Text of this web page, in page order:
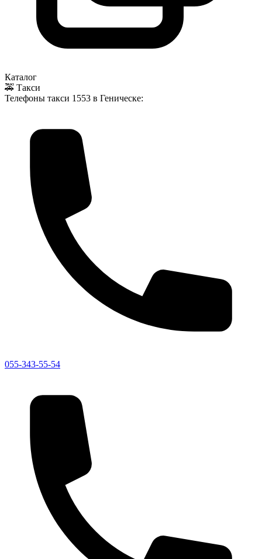
Каталог
🚕 Такси
Телефоны такси 1553 в Геническе:
055-343-55-54